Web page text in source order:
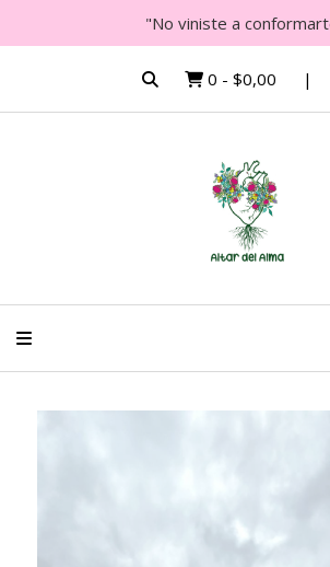
"No viniste a
0 - $0,00